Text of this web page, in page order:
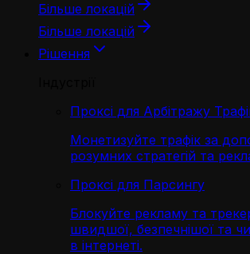
Більше локацій
Більше локацій
Рішення
Проксі для Арбітражу
Монетизуйте трафік за
розумних стратегій та
Проксі для Парсингу
Блокуйте рекламу та
швидшої, безпечнішої та
в інтернеті.